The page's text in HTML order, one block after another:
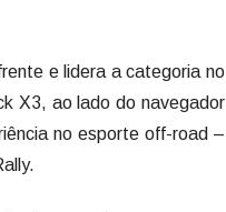
e lidera a categoria no
X3, ao lado do navegador
no esporte off-road –